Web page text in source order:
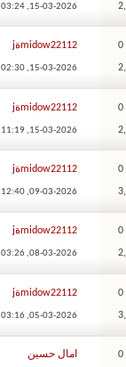
15-03-2026,
03:24 PM
midow22112ةj
15-03-2026,
02:30 PM
midow22112ةj
15-03-2026,
11:19 AM
midow22112ةj
09-03-2026,
12:40 PM
midow22112ةj
08-03-2026,
03:26 PM
midow22112ةj
05-03-2026,
03:16 PM
امال حسين